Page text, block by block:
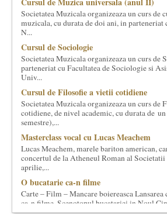
cei care il finantateaza sunt in rubricile de mai
Societatea Muzicala organizeaza un curs de
muzicala, cu durata de doi ani, in parteneriat
N...
Cursul de Sociologie
Societatea Muzicala organizeaza un curs de
parteneriat cu Facultatea de Sociologie si
Univ...
Cursul de Filosofie a vietii cotidiene
Societatea Muzicala organizeaza un curs de
cotidiene, de nivel academic, cu durata de
semestre),...
Masterclass vocal cu Lucas Meachem
Lucas Meachem, marele bariton american,
concertul de la Atheneul Roman al
aprilie,...
O bucatarie ca-n filme
Carte – Film – Mancare boiereasca
ca-n filme, Scenotopul bucatariei in Noul